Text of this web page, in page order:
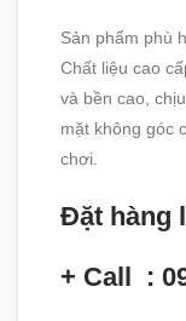
Sản phẩm phù
Chất liệu cao
và bền cao,
mặt không góc
chơi.
Đặt hàng
+ Call :